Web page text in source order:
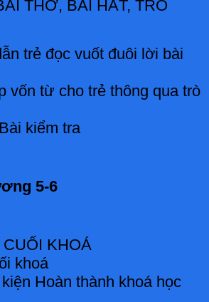
THƠ, BÀI HÁT, TRÒ
trẻ đọc vuốt đuôi lời bài
vốn từ cho trẻ thông qua trò
kiểm tra
5-6
KHOÁ
khoá
Hoàn thành khoá học